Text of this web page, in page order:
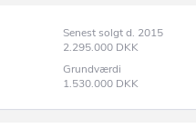
Senest solgt d. 2015
2.295.000 DKK
Grundværdi
1.530.000 DKK